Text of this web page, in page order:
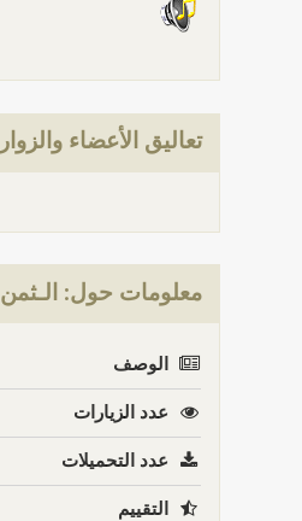
تعاليق الأعضاء والزوار
معلومات حول: الـثمن
الوصف
عدد الزيارات
عدد التحميلات
التقييم